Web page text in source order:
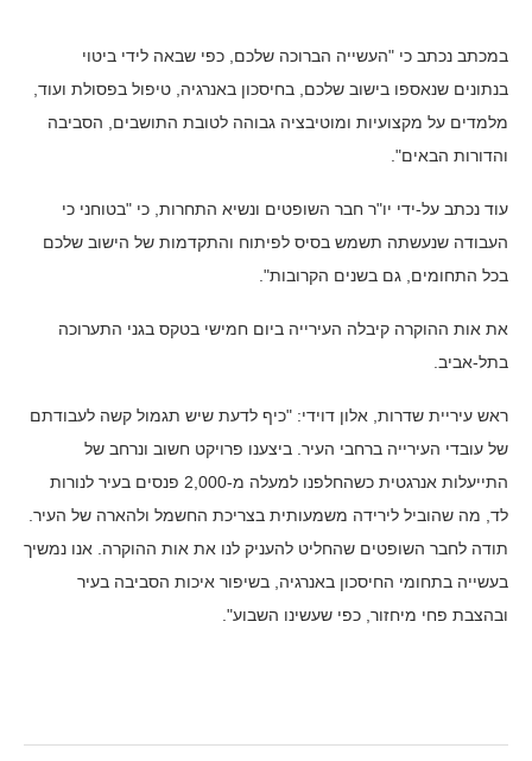
במכתב נכתב כי "העשייה הברוכה שלכם, כפי שבאה לידי ביטוי
בנתונים שנאספו בישוב שלכם, בחיסכון באנרגיה, טיפול בפסולת ועוד,
מלמדים על מקצועיות ומוטיבציה גבוהה לטובת התושבים, הסביבה
והדורות הבאים".
עוד נכתב על-ידי יו"ר חבר השופטים ונשיא התחרות, כי "בטוחני כי
העבודה שנעשתה תשמש בסיס לפיתוח והתקדמות של הישוב שלכם
בכל התחומים, גם בשנים הקרובות".
את אות ההוקרה קיבלה העירייה ביום חמישי בטקס בגני התערוכה
בתל-אביב.
ראש עיריית שדרות, אלון דוידי: "כיף לדעת שיש תגמול קשה לעבודתם
של עובדי העירייה ברחבי העיר. ביצענו פרויקט חשוב ונרחב של
התייעלות אנרגטית כשהחלפנו למעלה מ-2,000 פנסים בעיר לנורות
לד, מה שהוביל לירידה משמעותית בצריכת החשמל ולהארה של העיר.
תודה לחבר השופטים שהחליט להעניק לנו את אות ההוקרה. אנו נמשיך
בעשייה בתחומי החיסכון באנרגיה, בשיפור איכות הסביבה בעיר
ובהצבת פחי מיחזור, כפי שעשינו השבוע".